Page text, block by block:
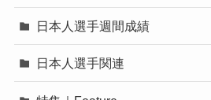
日本人選手週間成績
日本人選手関連